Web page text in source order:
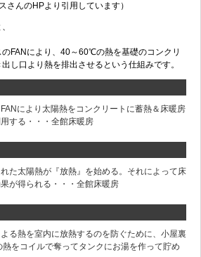
さんのHPより引用しています）
FANにより、40～60℃の熱を基礎のコンクリ
し口より熱を排出させるという仕組みです。
により太陽熱をコンクリートに蓄熱＆床暖房
する・・・全館床暖房
た太陽熱が『放熱』を始める。それによって床
が得られる・・・全館床暖房
る熱を室内に放熱するのを防ぐために、小屋裏
をコイルで奪ってタンクにお湯を作って貯め